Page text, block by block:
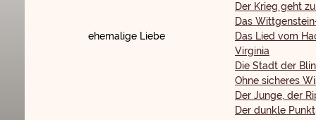
Der Krieg geht
Das
ehemalige Liebe
Das Lied vom
Virginia
Die Stadt der
Ohne sicheres
Der Junge, der
Der dunkle Punkt